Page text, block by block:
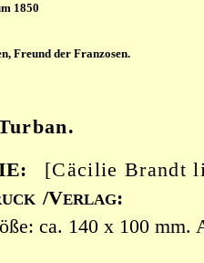
1850
Freund der Franzosen.
[Cäcilie Brandt
/VERLAG:
ca. 140 x 100 mm.